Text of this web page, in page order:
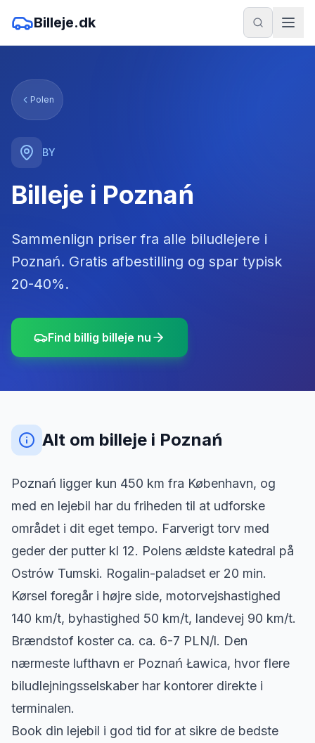
Billeje.dk
Polen
BY
Billeje i Poznań
Sammenlign priser fra alle biludlejere i
Poznań. Gratis afbestilling og spar typisk
20-40%.
Find billig billeje nu
Alt om billeje i Poznań
Poznań ligger kun 450 km fra København, og
med en lejebil har du friheden til at udforske
området i dit eget tempo. Farverigt torv med
geder der putter kl 12. Polens ældste katedral på
Ostrów Tumski. Rogalin-paladset er 20 min.
Kørsel foregår i højre side, motorvejshastighed
140 km/t, byhastighed 50 km/t, landevej 90 km/t.
Brændstof koster ca. ca. 6-7 PLN/l. Den
nærmeste lufthavn er Poznań Ławica, hvor flere
biludlejningsselskaber har kontorer direkte i
terminalen.
Book din lejebil i god tid for at sikre de bedste